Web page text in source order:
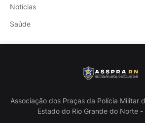
Notícias
Saúde
Associação dos Praças da Polícia Militar
Estado do Rio Grande do Norte -